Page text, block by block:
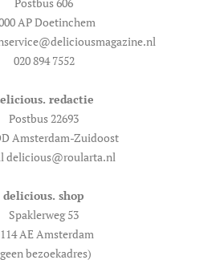
AP Doetinchem
020 894 7552
redactie
Postbus 22693
Amsterdam-Zuidoost
delicious@roularta.nl
delicious. shop
Spaklerweg 53
AE Amsterdam
bezoekadres)